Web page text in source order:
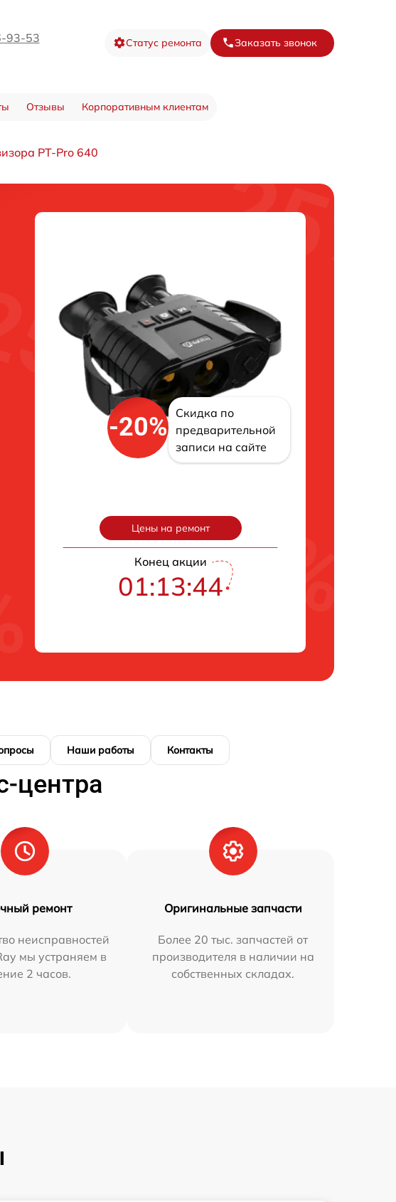
93-53 Статус ремонта Заказать звонок
Отзывы Корпоративным клиентам
PT-Pro 640
-20%
Скидка по
предварительной
записи на сайте
Цены на ремонт
Конец акции
01:13:43
Наши работы Контакты
центра
ремонт
неисправностей
мы устраняем в
2 часов.
Оригинальные запчасти
Более 20 тыс. запчастей от
производителя в наличии на
собственных складах.